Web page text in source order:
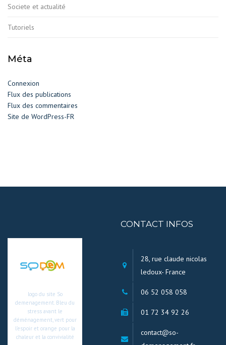
Societe et actualité
Tutoriels
Méta
Connexion
Flux des publications
Flux des commentaires
Site de WordPress-FR
logo du site So
demenagement. Bleu du
stress avant le
déménagement, vert pour
l’espoir et orange pour la
chaleur et la convivialité
CONTACT INFOS
28, rue claude nicolas
ledoux- France
06 52 058 058
01 72 34 92 26
contact@so-